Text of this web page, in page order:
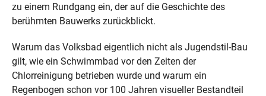
zu einem Rundgang ein, der auf die Geschichte des
berühmten Bauwerks zurückblickt.
Warum das Volksbad eigentlich nicht als Jugendstil-Bau
gilt, wie ein Schwimmbad vor den Zeiten der
Chlorreinigung betrieben wurde und warum ein
Regenbogen schon vor 100 Jahren visueller Bestandteil